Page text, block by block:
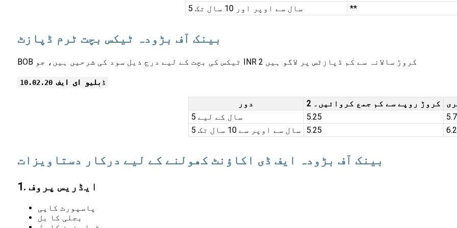
5 سال سے اوپر اور 10 سال تک
**
بینک آف بڑودہ ٹیکس بچت ٹرم ڈپازٹ
BOB ٹیکس کی بچت کے لیے درج ذیل سود کی شرحیں ہیں، جو INR 2 کروڑ سالانہ سے کم ڈپازٹس پر لاگو ہیں
ڈبلیو ای ایف 10.02.20
دور 2 کروڑ روپے سے کم جمع کروائیں۔
5 سال کے لیے
5.25
5 سال سے اوپر سے 10 سال تک
5.25
بینک آف بڑودہ ایف ڈی اکاؤنٹ کھولنے کے لیے درکار دستاویزات
1. ایڈریس پروف
پاسپورٹ کاپی
بجلی کا بل